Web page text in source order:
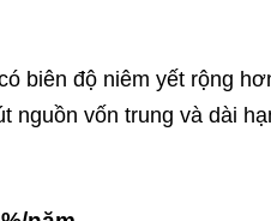
biên độ niêm yết rộng
nguồn vốn trung và dài